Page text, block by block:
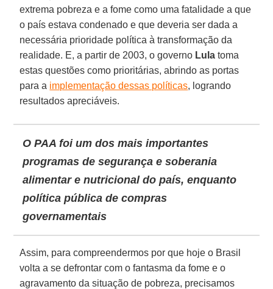
extrema pobreza e a fome como uma fatalidade a que
o país estava condenado e que deveria ser dada a
necessária prioridade política à transformação da
realidade. E, a partir de 2003, o governo Lula toma
estas questões como prioritárias, abrindo as portas
para a implementação dessas políticas, logrando
resultados apreciáveis.
O PAA foi um dos mais importantes
programas de segurança e soberania
alimentar e nutricional do país, enquanto
política pública de compras
governamentais
Assim, para compreendermos por que hoje o Brasil
volta a se defrontar com o fantasma da fome e o
agravamento da situação de pobreza, precisamos